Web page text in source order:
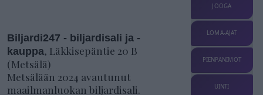
Biljardi247 - biljardisali ja -
kauppa, Läkkisepäntie 20 B
(Metsälä)
Metsälään 2024 avautunut
maailmanluokan biljardisali.
JOOGA
LOMA-AJAT
PIENPANIMOT
UINTI